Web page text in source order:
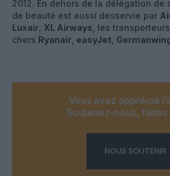
2012. En dehors de la délégation de
de beauté est aussi desservie par
Luxair XL Airways , les
chers Ryanair easyJet
Vous avez apprécié
Soutenez-nous, faites
NOUS SOUTENIR